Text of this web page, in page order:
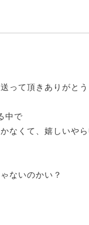
って頂きありがと
中で
なくて、嬉しいや
ないのかい？